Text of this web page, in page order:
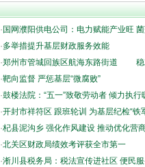
· 国网濮阳供电公司：电力赋能产业旺 菌
·多举措提升基层财政服务效能
·郑州市管城回族区航海东路街道 稳
·靶向监督 严惩基层“微腐败”
·鼓楼法院：“五一”致敬劳动者 倾力执行
·开封市祥符区 跟班轮训 为基层纪检“铁
·杞县泥沟乡 强化作风建设 推动优化营
·北关区财政局绩效考评获全市第一
·淅川县税务局：税法宣传进社区 便民